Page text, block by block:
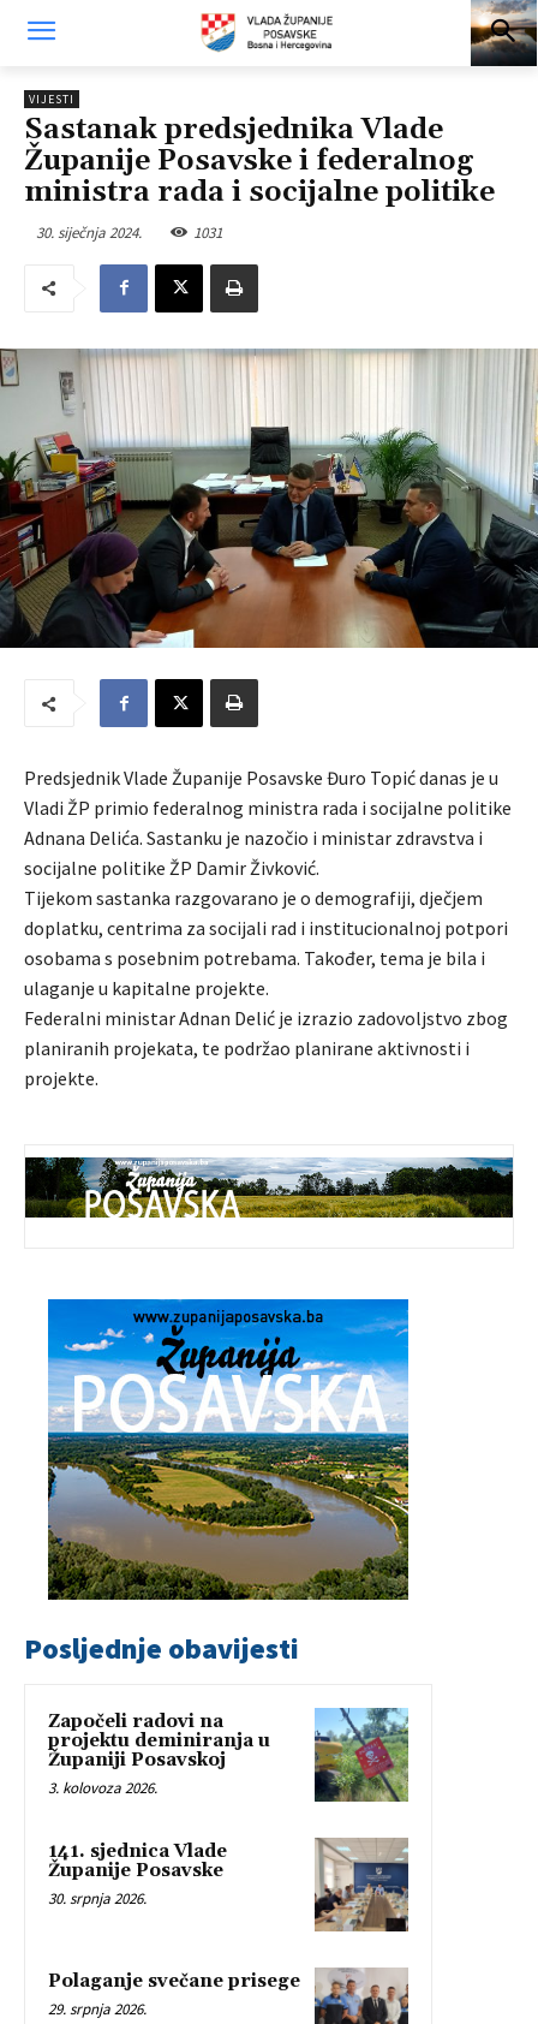
VIJESTI
Sastanak predsjednika Vlade
Županije Posavske i federalnog
ministra rada i socijalne politike
30. siječnja 2024. 1031
Predsjednik Vlade Županije Posavske Đuro Topić danas je u
Vladi ŽP primio federalnog ministra rada i socijalne politike
Adnana Delića. Sastanku je nazočio i ministar zdravstva i
socijalne politike ŽP Damir Živković.
Tijekom sastanka razgovarano je o demografiji, dječjem
doplatku, centrima za socijali rad i institucionalnoj potpori
osobama s posebnim potrebama. Također, tema je bila i
ulaganje u kapitalne projekte.
Federalni ministar Adnan Delić je izrazio zadovoljstvo zbog
planiranih projekata, te podržao planirane aktivnosti i
projekte.
Posljednje obavijesti
Započeli radovi na
projektu deminiranja u
Županiji Posavskoj
3. kolovoza 2026.
141. sjednica Vlade
Županije Posavske
30. srpnja 2026.
Polaganje svečane prisege
29. srpnja 2026.